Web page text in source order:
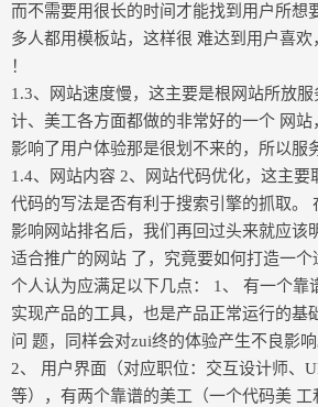
而不需要用很长的时间才能找到用户所想
多人都用模板站，这样很 难达到用户喜
！
1.3、网站速度慢，这主要是根网站所放
计、美工各方面都做的非常好的一个 网
影响了用户体验那是很划不来的，所以服
1.4、网站内容 2、网站代码优化，这主要
代码的写法是否有利于搜索引擎的抓取。
影响网站排名后，我们再回过头来就应该
适合推广的网站 了，究竟要如何打造一个
个人认为应满足以下几点： 1、 有一个靠
实现产品的工具，也是产品正常运行的基
问 题，同样会对zui终的体验产生不良影响
2、 用户界面（对应职位：交互设计师、
等），有两个靠谱的美工（一个代码美 工